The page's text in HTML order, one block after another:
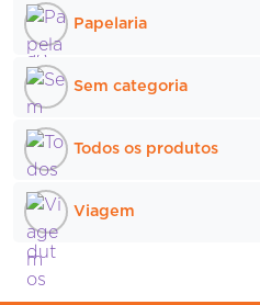
Papelaria
Sem categoria
Todos os produtos
Viagem